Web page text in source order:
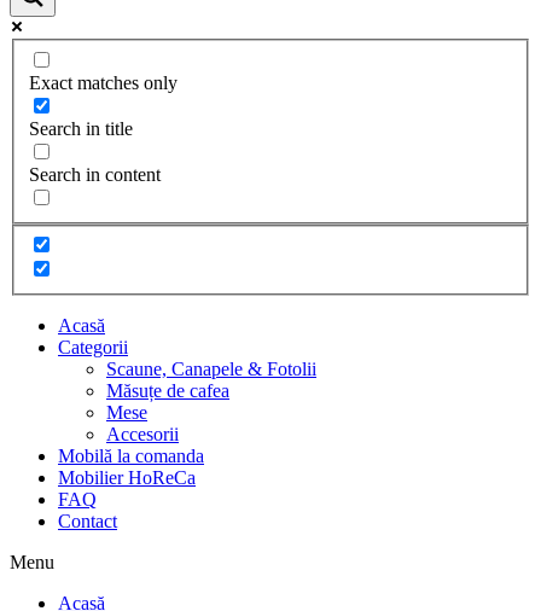
Exact matches only
Search in title
Search in content
Acasă
Categorii
Scaune, Canapele & Fotolii
Măsuțe de cafea
Mese
Accesorii
Mobilă la comanda
Mobilier HoReCa
FAQ
Contact
Menu
Acasă